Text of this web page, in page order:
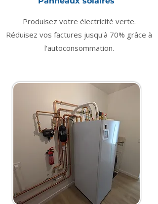
Produisez votre électricité verte.
Réduisez vos factures jusqu'à 70% grâce à
l'autoconsommation.